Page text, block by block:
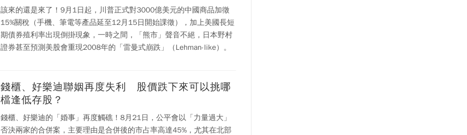
該來的還是來了！9月1日起，川普正式對3000億美元的中國商品加徵
15%關稅（手機、筆電等產品延至12月15日開始課徵），加上美國長短
期債券殖利率出現倒掛現象，一時之間，「熊市」聲音不絕，日本野村
證券甚至預測美股會重現2008年的「雷曼式崩跌」（Lehman-like）。
錢櫃、好樂迪聯姻再度失利 股價跌下來可以挑哪
檔逢低存股？
錢櫃、好樂迪的「婚事」再度觸礁！8月21日，公平會以「力量過大」
否決兩家的合併案，主要理由是合併後的市占率高達45%，尤其在北部